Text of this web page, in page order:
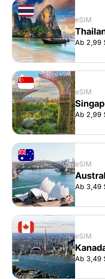
eSIM
Ab 2,99
eSIM
Ab 2,99
eSIM
Ab 3,49
eSIM
Ab 3,49